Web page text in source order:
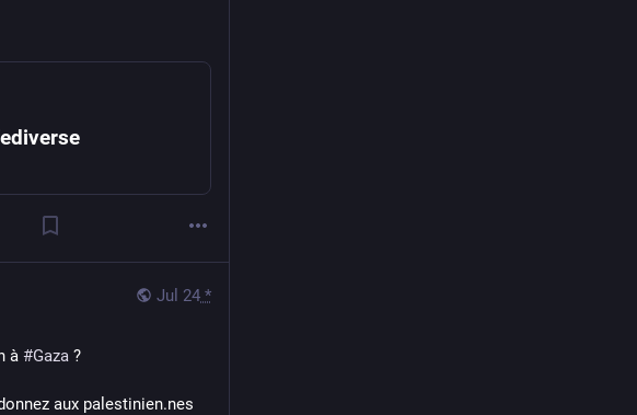
Jul 24 *
à #Gaza ?
aux palestinien.nes